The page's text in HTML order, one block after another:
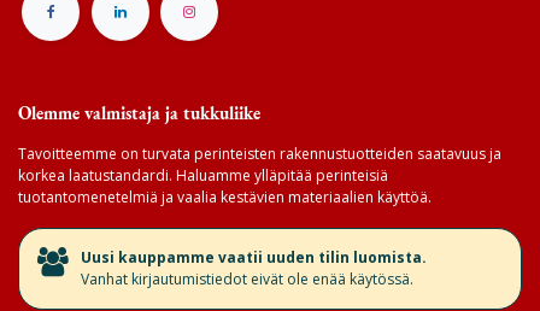
Olemme valmistaja ja tukkuliike
Tavoitteemme on turvata perinteisten rakennustuotteiden saatavuus ja
korkea laatustandardi. Haluamme ylläpitää perinteisiä
tuotantomenetelmiä ja vaalia kestävien materiaalien käyttöä.
​Uusi kauppamme vaatii uuden tilin luomista.
Vanhat kirjautumistiedot eivät ole enää käytössä.